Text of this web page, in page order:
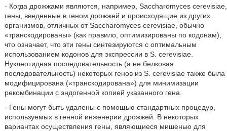
- Когда дрожжами являются, например, Saccharomyces cerevisiae,
гены, введенные в геном дрожжей и происходящие из других
организмов, отличных от Saccharomyces cerevisiae, обычно
«транскодированы» (как правило, оптимизированы по кодонам),
что означает, что эти гены синтезируются с оптимальным
использованием кодонов для экспрессии в S. cerevisiae.
Нуклеотидная последовательность (а не белковая
последовательность) некоторых генов из S. cerevisiae также была
модифицирована («транскодирована») для минимизации
рекомбинации с эндогенной копией указанного гена.
- Гены могут быть удалены с помощью стандартных процедур,
используемых в генной инженерии дрожжей. В некоторых
вариантах осуществления гены, являющиеся мишенью для